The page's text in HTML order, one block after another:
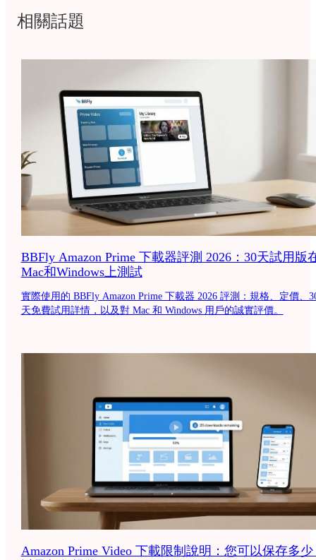
相關話題
BBFly Amazon Prime 下載器評測 2026：30天試用版
Mac和Windows上測試
實際使用的 BBFly Amazon Prime 下載器 2026 評測：規格、定價、
天免費試用詳情，以及對 Mac 和 Windows 用戶的誠實評價。
Amazon Prime Video 下載限制說明：您可以保存多少